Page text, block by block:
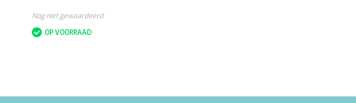
Nog niet gewaardeerd
OP VOORRAAD